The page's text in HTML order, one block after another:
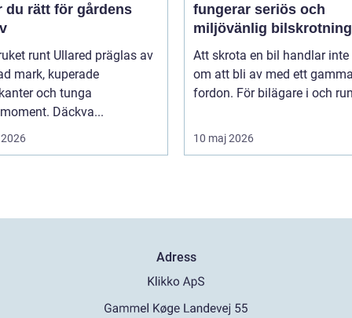
du rätt för gårdens
runt Ullared präglas av
mark, kuperade
och tunga
Däckva...
fungerar seriös och
miljövänlig bilskrotning
Att skrota en bil handlar inte
om att bli av med ett
fordon. För bilägare i och
10 maj 2026
Adress